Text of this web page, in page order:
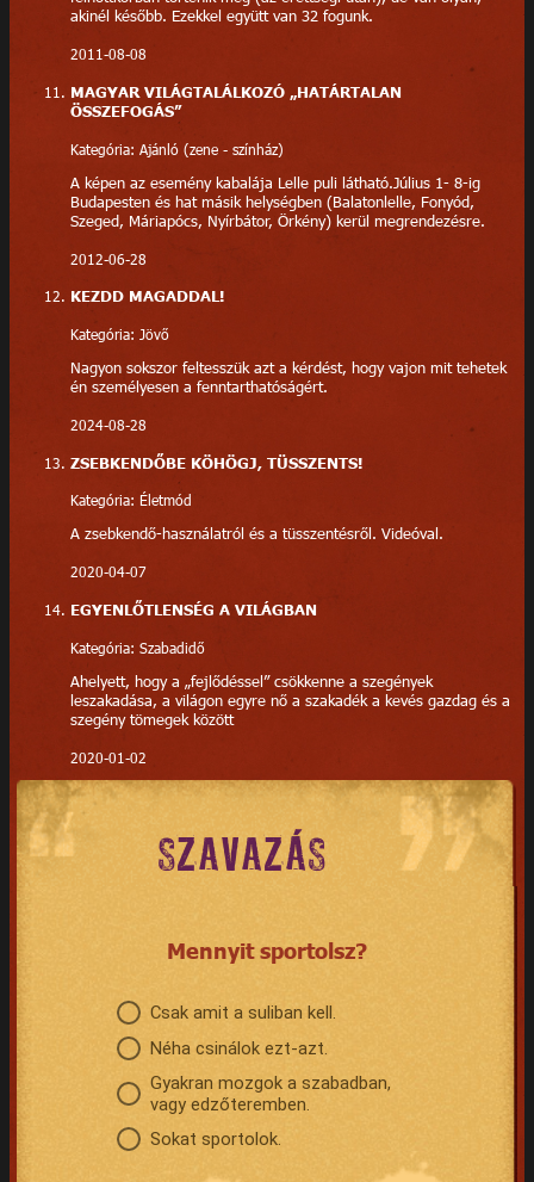
akinél később. Ezekkel együtt van 32 fogunk.
2011-08-08
MAGYAR VILÁGTALÁLKOZÓ „HATÁRTALAN
ÖSSZEFOGÁS”
Kategória: Ajánló (zene - színház)
A képen az esemény kabalája Lelle puli látható.Július 1- 8-ig
Budapesten és hat másik helységben (Balatonlelle, Fonyód,
Szeged, Máriapócs, Nyírbátor, Örkény) kerül megrendezésre.
2012-06-28
KEZDD MAGADDAL!
Kategória: Jövő
Nagyon sokszor feltesszük azt a kérdést, hogy vajon mit tehetek
én személyesen a fenntarthatóságért.
2024-08-28
ZSEBKENDŐBE KÖHÖGJ, TÜSSZENTS!
Kategória: Életmód
A zsebkendő-használatról és a tüsszentésről. Videóval.
2020-04-07
EGYENLŐTLENSÉG A VILÁGBAN
Kategória: Szabadidő
Ahelyett, hogy a „fejlődéssel” csökkenne a szegények
leszakadása, a világon egyre nő a szakadék a kevés gazdag és a
szegény tömegek között
2020-01-02
SZAVAZÁS
Mennyit sportolsz?
Csak amit a suliban kell.
Néha csinálok ezt-azt.
Gyakran mozgok a szabadban,
vagy edzőteremben.
Sokat sportolok.